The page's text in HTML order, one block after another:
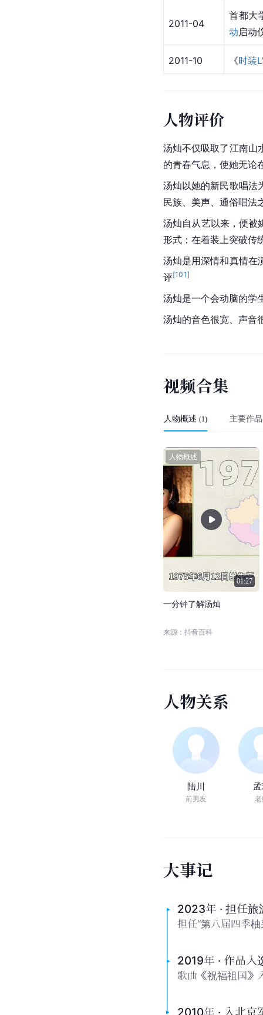
2011-04
首都大
动 启动
2011-10 《时装
人物评价
汤灿不仅吸取了江南山
的青春气息，使她无
汤灿以她的新民歌唱法
民族、美声、通俗唱
汤灿自从艺以来，便被
形式；在着装上突破传
汤灿是用深情和真情
评[101]
汤灿是一个会动脑的
汤灿的音色很宽、声
视频合集
人物概述 (1) 主要作品
01:27
人物概述
一分钟了解汤灿
来源：抖音百科
人物关系
陆川
前男友
大事记
2023年 · 担任
担任“第八届四季
2019年 · 作品入
歌曲《祝福祖国》